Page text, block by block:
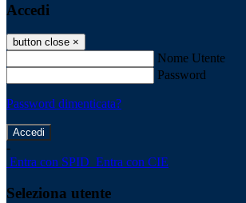
Accedi
button close ×
Nome Utente
Password
Password dimenticata?
-
Entra con SPID Entra con CIE
Seleziona utente